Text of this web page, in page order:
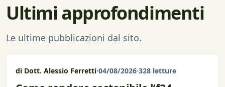
Ultimi approfondimenti
Le ultime pubblicazioni dal sito.
di Dott. Alessio Ferretti·04/08/2026·328 letture